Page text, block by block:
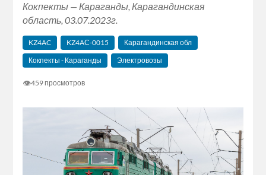
Кокпекты — Караганды, Карагандинская
область, 03.07.2023г.
KZ4AC KZ4AС-0015
Карагандинская обл
Кокпекты - Караганды
Электровозы
👁459 просмотров